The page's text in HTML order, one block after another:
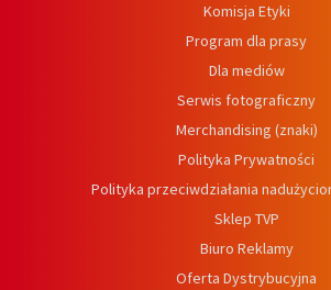
Komisja Etyki
Program dla prasy
Dla mediów
Serwis fotograficzny
Merchandising (znaki)
Polityka Prywatności
Polityka przeciwdziałania
Sklep TVP
Biuro Reklamy
Oferta Dystrybucyjna